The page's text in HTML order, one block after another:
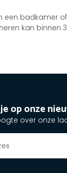
badkamer
kan binnen
op onze
over onze